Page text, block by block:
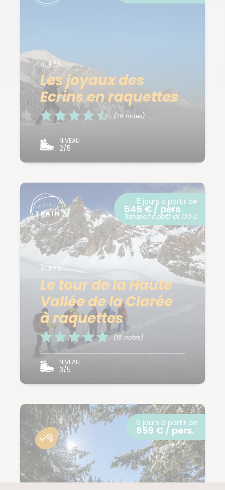
ALPES
Les joyaux des
Ecrins en raquettes
(26 notes)
NIVEAU
2/5
ALPES
Le tour de la Haute
Vallée de la Clarée
à raquettes
(18 notes)
NIVEAU
3/5
5 jours à partir de
645 € / pers.
Transport à partir de 100 €
6 jours à partir de
859 € / pers.